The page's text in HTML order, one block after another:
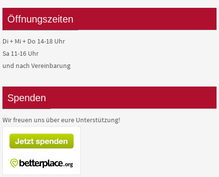
Öffnungszeiten
Di + Mi + Do 14-18 Uhr
Sa 11-16 Uhr
und nach Vereinbarung
Spenden
Wir freuen uns über eure Unterstützung!